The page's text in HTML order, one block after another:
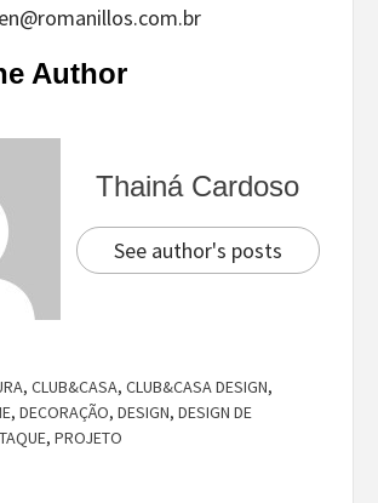
Author
Thainá Cardoso
See author's posts
, CLUB&CASA, CLUB&CASA DESIGN,
, DECORAÇÃO, DESIGN, DESIGN DE
, PROJETO